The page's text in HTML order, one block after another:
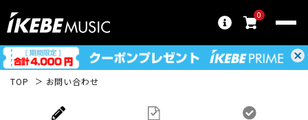
0
TOP お問い合わせ